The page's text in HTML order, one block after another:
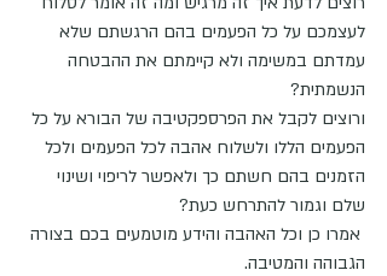
לעצמכם על כל הפעמים בהם הרגשתם שלא
עמדתם במשימה ולא קיימתם את ההבטחה
הנשמתית?
ורוצים לקבל את הפרספקטיבה של הבורא על כל
הפעמים הללו ולשלוח אהבה לכל הפעמים ולכל
הזמנים בהם חשתם כך ולאפשר לריפוי ושינוי
שלם וגמור להתרחש כעת?
אמרו כן וכל האהבה והידע מוטמעים בכם בצורה
הגבוהה והמטיבה.